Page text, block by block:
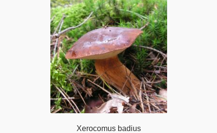
Xerocomus badius